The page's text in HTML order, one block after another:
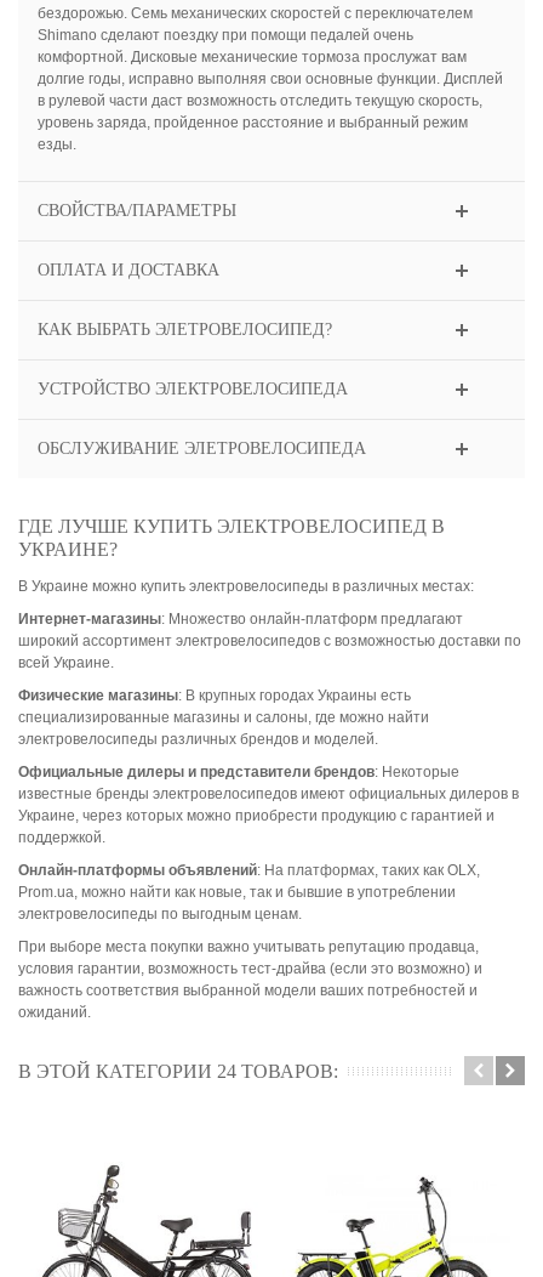
бездорожью. Семь механических скоростей с переключателем
Shimano сделают поездку при помощи педалей очень
комфортной. Дисковые механические тормоза прослужат вам
долгие годы, исправно выполняя свои основные функции. Дисплей
в рулевой части даст возможность отследить текущую скорость,
уровень заряда, пройденное расстояние и выбранный режим
езды.
СВОЙСТВА/ПАРАМЕТРЫ
ОПЛАТА И ДОСТАВКА
КАК ВЫБРАТЬ ЭЛЕТРОВЕЛОСИПЕД?
УСТРОЙСТВО ЭЛЕКТРОВЕЛОСИПЕДА
ОБСЛУЖИВАНИЕ ЭЛЕТРОВЕЛОСИПЕДА
ГДЕ ЛУЧШЕ КУПИТЬ ЭЛЕКТРОВЕЛОСИПЕД В
УКРАИНЕ?
В Украине можно купить электровелосипеды в различных местах:
Интернет-магазины: Множество онлайн-платформ предлагают
широкий ассортимент электровелосипедов с возможностью доставки по
всей Украине.
Физические магазины: В крупных городах Украины есть
специализированные магазины и салоны, где можно найти
электровелосипеды различных брендов и моделей.
Официальные дилеры и представители брендов: Некоторые
известные бренды электровелосипедов имеют официальных дилеров в
Украине, через которых можно приобрести продукцию с гарантией и
поддержкой.
Онлайн-платформы объявлений: На платформах, таких как OLX,
Prom.ua, можно найти как новые, так и бывшие в употреблении
электровелосипеды по выгодным ценам.
При выборе места покупки важно учитывать репутацию продавца,
условия гарантии, возможность тест-драйва (если это возможно) и
важность соответствия выбранной модели ваших потребностей и
ожиданий.
В ЭТОЙ КАТЕГОРИИ 24 ТОВАРОВ: